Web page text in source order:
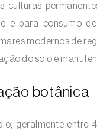
culturas
e para consumo
modernos de
do solo e
botânica
geralmente entre